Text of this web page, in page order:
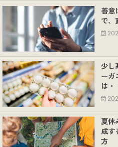
善意
で、
少し
ーガ
は・
夏休
成す
方